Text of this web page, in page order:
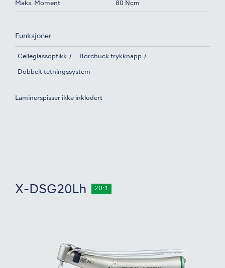
Maks. Moment 80 Ncm
Funksjoner
Celleglassoptikk Borchuck trykknapp
Dobbelt tetningssystem
Laminerspisser ikke inkludert
X-DSG20Lh 20:1